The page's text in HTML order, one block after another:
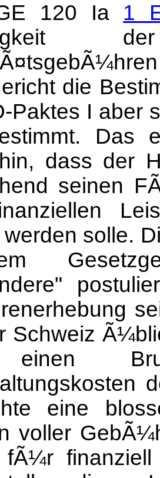
120 Ia 1
die
Paktes I aber
Das
dass der
seinen
solle.
Schweiz
einen
eine
voller
fÃ¼r